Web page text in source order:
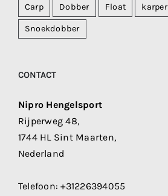
Carp Dobber Float karper
Snoekdobber
CONTACT
Nipro Hengelsport
Rijperweg 48,
1744 HL Sint Maarten,
Nederland
Telefoon:+31226394055